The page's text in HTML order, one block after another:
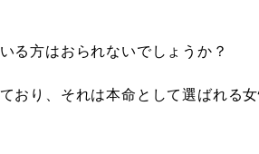
る方はおられないでしょうか？
おり、それは本命として選ばれる